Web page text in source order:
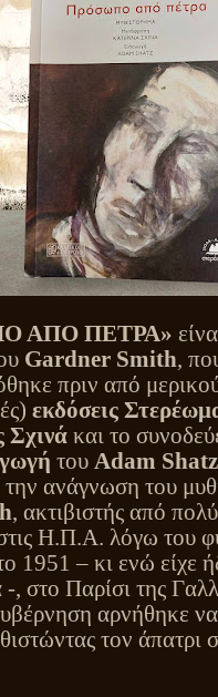
ΑΠΟ ΠΕΤΡΑ»
Gardner Smith,
πριν από
εκδόσεις
Σχινά και το
του Adam Shatz
την ανάγνωση του
, ακτιβιστής από
Η.Π.Α. λόγω του
1951 – κι ενώ είχε
-, στο Παρίσι της
αρνήθηκε
τον άπατρι